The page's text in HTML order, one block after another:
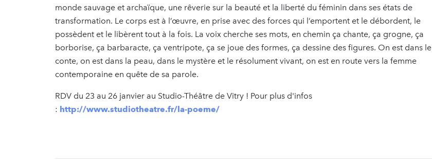
monde sauvage et archaïque, une rêverie sur la beauté et la liberté du féminin dans ses états de
transformation. Le corps est à l’œuvre, en prise avec des forces qui l’emportent et le débordent, le
possèdent et le libèrent tout à la fois. La voix cherche ses mots, en chemin ça chante, ça grogne, ça
borborise, ça barbaracte, ça ventripote, ça se joue des formes, ça dessine des figures. On est dans le
conte, on est dans la peau, dans le mystère et le résolument vivant, on est en route vers la femme
contemporaine en quête de sa parole.
RDV du 23 au 26 janvier au Studio-Théâtre de Vitry ! Pour plus d'infos
: http://www.studiotheatre.fr/la-poeme/